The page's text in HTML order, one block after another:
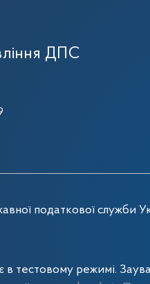
ДПС
податкової служби
в тестовому режимі.